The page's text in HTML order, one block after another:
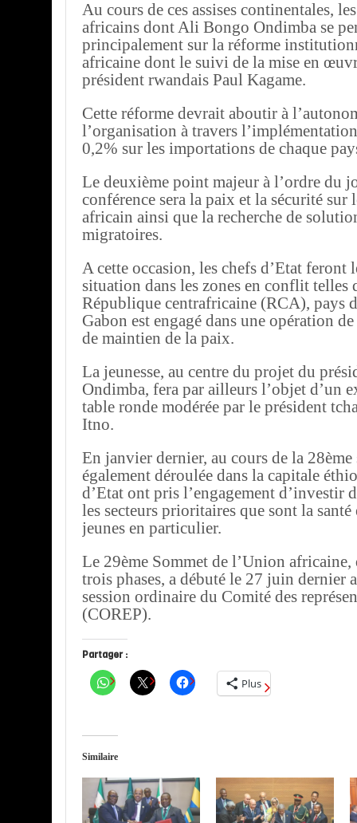
Au cours de ces assises continentales,
africains dont Ali Bongo Ondimba se
principalement sur la réforme
africaine dont le suivi de la mise en
président rwandais Paul Kagame.
Cette réforme devrait aboutir à
l’organisation à travers
0,2% sur les importations de chaque
Le deuxième point majeur à l’ordre du
conférence sera la paix et la sécurité sur
africain ainsi que la recherche de
migratoires.
A cette occasion, les chefs d’Etat feront
situation dans les zones en conflit telles
République centrafricaine (RCA), pays
Gabon est engagé dans une opération
de maintien de la paix.
La jeunesse, au centre du projet du
Ondimba, fera par ailleurs l’objet d’un
table ronde modérée par le président
Itno.
En janvier dernier, au cours de la 28ème
également déroulée dans la capitale
d’Etat ont pris l’engagement d’investir
les secteurs prioritaires que sont la santé
jeunes en particulier.
Le 29ème Sommet de l’Union africaine,
trois phases, a débuté le 27 juin dernier
session ordinaire du Comité des
(COREP).
Partager :
Plus
Similaire